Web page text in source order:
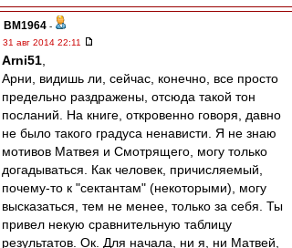
BM1964 -
31 авг 2014 22:11
Arni51
Арни, видишь ли, сейчас, конечно, все просто
предельно раздражены, отсюда такой тон
посланий. На книге, откровенно говоря, давно
не было такого градуса ненависти. Я не знаю
мотивов Матвея и Смотрящего, могу только
догадываться. Как человек, причисляемый,
почему-то к "сектантам" (некоторыми), могу
высказаться, тем не менее, только за себя. Ты
привел некую сравнительную таблицу
результатов. Ок. Для начала, ни я, ни Матвей,